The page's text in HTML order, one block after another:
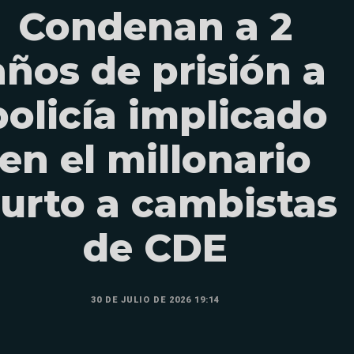
Condenan a 2
de prisión a
implicado
el millonario
a cambistas
de CDE
30 DE JULIO DE 2026 19:14